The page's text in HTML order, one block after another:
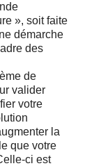
», soit faite
démarche
des
de
valider
votre
la
que votre
ci est